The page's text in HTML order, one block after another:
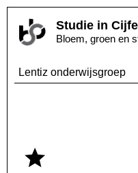
Studie in
Bloem, groen en
Lentiz onderwijsgroep